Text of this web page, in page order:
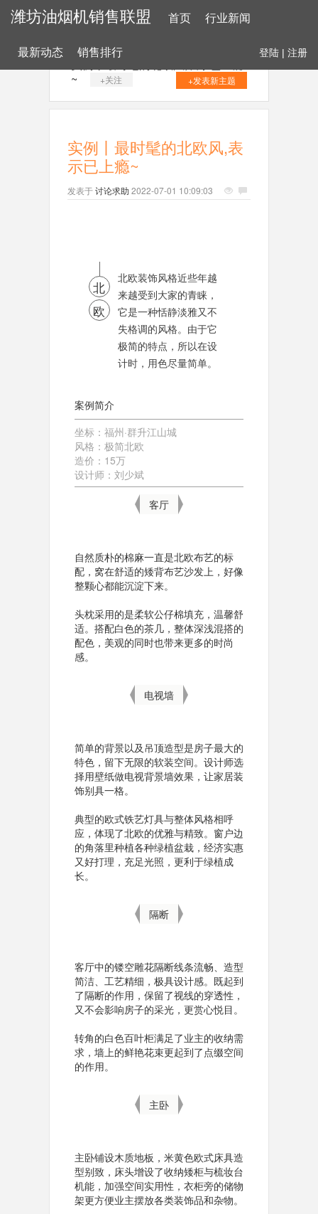
潍坊油烟机销售联盟 首页 行业新闻
最新动态 销售排行 登陆 | 注册
~
+关注 +发表新主题
实例丨最时髦的北欧风,表
示已上瘾~
发表于讨论求助 2022-07-01 10:09:03
北
欧
北欧装饰风格近些年越
来越受到大家的青睐，
它是一种恬静淡雅又不
失格调的风格。由于它
极简的特点，所以在设
计时，用色尽量简单。
案例简介
坐标：福州·群升江山城
风格：极简北欧
造价：15万
设计师：刘少斌
客厅
自然质朴的棉麻一直是北欧布艺的标
配，窝在舒适的矮背布艺沙发上，好像
整颗心都能沉淀下来。
头枕采用的是柔软公仔棉填充，温馨舒
适。搭配白色的茶几，整体深浅混搭的
配色，美观的同时也带来更多的时尚
感。
电视墙
简单的背景以及吊顶造型是房子最大的
特色，留下无限的软装空间。设计师选
择用壁纸做电视背景墙效果，让家居装
饰别具一格。
典型的欧式铁艺灯具与整体风格相呼
应，体现了北欧的优雅与精致。窗户边
的角落里种植各种绿植盆栽，经济实惠
又好打理，充足光照，更利于绿植成
长。
隔断
客厅中的镂空雕花隔断线条流畅、造型
简洁、工艺精细，极具设计感。既起到
了隔断的作用，保留了视线的穿透性，
又不会影响房子的采光，更赏心悦目。
转角的白色百叶柜满足了业主的收纳需
求，墙上的鲜艳花束更起到了点缀空间
的作用。
主卧
主卧铺设木质地板，米黄色欧式床具造
型别致，床头增设了收纳矮柜与梳妆台
机能，加强空间实用性，衣柜旁的储物
架更方便业主摆放各类装饰品和杂物。